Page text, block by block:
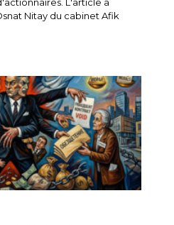
Nitay du cabinet Afik